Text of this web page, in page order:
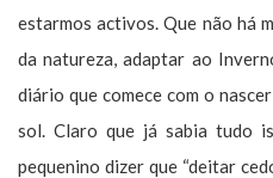
estarmos activos. Que não há
da natureza, adaptar ao
diário que comece com o
sol. Claro que já sabia tudo
pequenino dizer que “deitar